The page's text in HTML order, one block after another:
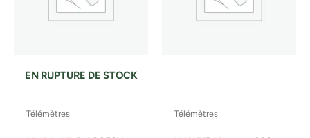
EN RUPTURE DE STOCK
Télémètres Télémètres